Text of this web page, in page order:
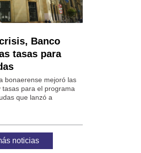
Banco
tasas para
bonaerense mejoró las
para el programa
que lanzó a
noticias